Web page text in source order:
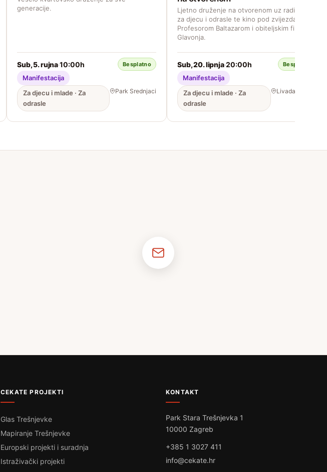
generacije.
Sub, 5. rujna·10:00h Besplatno
Manifestacija
Za djecu i mlade · Za
odrasle
Park Srednjaci
Ljetno druženje na otvorenom uz radionicu
za djecu i odrasle te kino pod zvijezdama s
Profesorom Baltazarom i obiteljskim filmom
Glavonja.
Sub, 20. lipnja·20:00h Besplatno
Manifestacija
Za djecu i mlade · Za
odrasle
Livada, Vrbani
CEKATE PROJEKTI
Glas Trešnjevke
Mapiranje Trešnjevke
Europski projekti i suradnja
Istraživački projekti
KONTAKT
Park Stara Trešnjevka 1
10000 Zagreb
+385 1 3027 411
info@cekate.hr